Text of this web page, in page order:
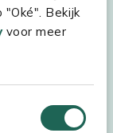
"Oké". Bekijk
voor meer